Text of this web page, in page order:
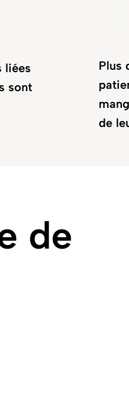
liées
sont
Plus
de
de